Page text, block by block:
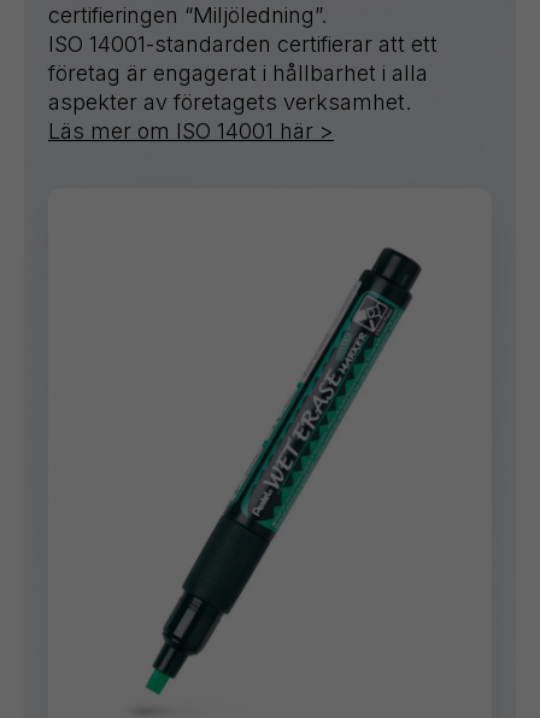
certifieringen “Miljöledning”.
ISO 14001-standarden certifierar att ett
företag är engagerat i hållbarhet i alla
aspekter av företagets verksamhet.
Läs mer om ISO 14001 här >